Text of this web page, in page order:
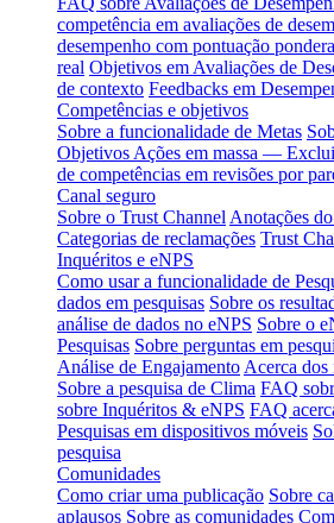
competência em avaliações de
desempenho com pontuação
real Objetivos em Avaliações de
de contexto Feedbacks em
Competências e objetivos
Sobre a funcionalidade de Metas
Objetivos Ações em massa —
de competências em revisões por
Canal seguro
Sobre o Trust Channel Anotações
Categorias de reclamações Trust
Inquéritos e eNPS
Como usar a funcionalidade de
dados em pesquisas Sobre os
análise de dados no eNPS Sobre o
Pesquisas Sobre perguntas em
Análise de Engajamento Acerca dos
Sobre a pesquisa de Clima FAQ
sobre Inquéritos & eNPS FAQ
Pesquisas em dispositivos móveis
pesquisa
Comunidades
Como criar uma publicação Sobre
aplausos Sobre as comunidades